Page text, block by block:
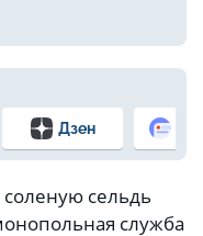
Дзен
сельдь
служба